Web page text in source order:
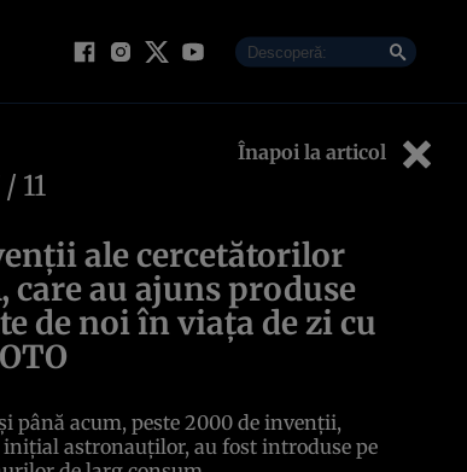
Înapoi la articol
/ 11
ale cercetătorilor
care au ajuns produse
de noi în viaţa de zi cu
până acum, peste 2000 de invenţii,
iniţial astronauţilor, au fost introduse pe